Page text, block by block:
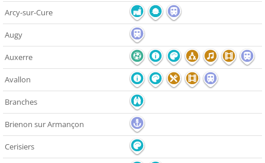
Arcy-sur-Cure
Augy
Auxerre
Avallon
Branches
Brienon sur Armançon
Cerisiers